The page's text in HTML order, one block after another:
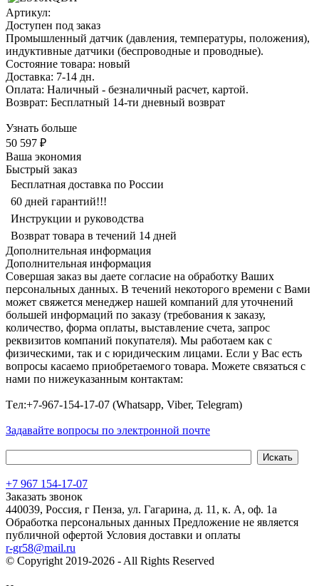
Артикул:
Доступен под заказ
Промышленный датчик (давления, температуры, положения),
индуктивные датчики (беспроводные и проводные).
Состояние товара: новый
Доставка: 7-14 дн.
Оплата: Наличный - безналичный расчет, картой.
Возврат: Бесплатный 14-ти дневный возврат
Узнать больше
50 597 ₽
Ваша экономия
Быстрый заказ
Бесплатная доставка по России
60 дней гарантий!!!
Инструкции и руководства
Возврат товара в течений 14 дней
Дополнительная информация
Дополнительная информация
Совершая заказ вы даете согласие на обработку Ваших
персональных данных. В течений некоторого времени с Вами
может свяжется менеджер нашей компаний для уточнений
большей информаций по заказу (требования к заказу,
количество, форма оплаты, выставление счета, запрос
реквизитов компаний покупателя). Мы работаем как с
физическими, так и с юридическим лицами. Если у Вас есть
вопросы касаемо приобретаемого товара. Можете связаться с
нами по нижеуказанным контактам:
Tел:+7-967-154-17-07 (Whatsapp, Viber, Telegram)
Задавайте вопросы по электронной почте
+7 967 154-17-07
Заказать звонок
440039, Россия, г Пенза, ул. Гагарина, д. 11, к. А, оф. 1а
Обработка персональных данных Предложение не является
публичной офертой Условия доставки и оплаты
r-gr58@mail.ru
© Copyright 2019-2026 - All Rights Reserved